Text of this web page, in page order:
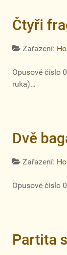
Čtyři
Zařazení:
Opusové číslo
ruka)…
Dvě
Zařazení:
Opusové číslo
Partita